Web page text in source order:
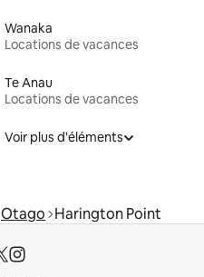
Wanaka
Locations de vacances
Te Anau
Locations de vacances
Voir plus d'éléments
Otago Harington Point